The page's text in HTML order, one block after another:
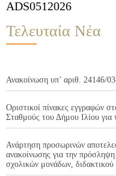
ADS0512026
Τελευταία Νέα
Ανακοίνωση υπ’ αριθ. 24146/
Οριστικοί πίνακες εγγραφών
Σταθμούς του Δήμου Ιλίου για
Ανάρτηση προσωρινών
ανακοίνωσης για την
σχολικών μονάδων,